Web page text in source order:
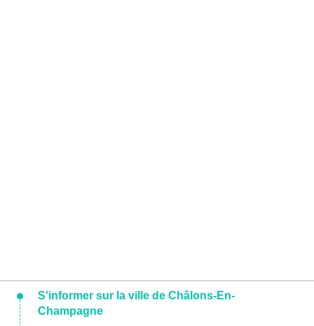
S'informer sur la ville de Châlons-En-
Champagne